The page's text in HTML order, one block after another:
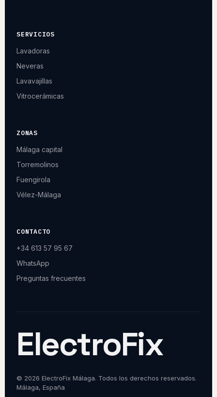
SERVICIOS
Lavadoras
Neveras
Lavavajillas
Vitrocerámicas
ZONAS
Málaga capital
Torremolinos
Fuengirola
Vélez-Málaga
CONTACTO
+34 613 57 95 67
WhatsApp
Preguntas frecuentes
ElectroFix
© 2026 ElectroFix Málaga. Todos los derechos reservados.
Málaga, España